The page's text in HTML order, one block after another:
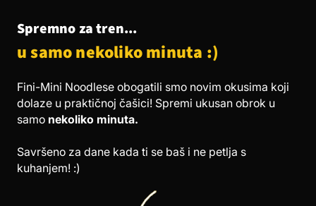
Spremno za tren...
u samo nekoliko minuta :)
Fini-Mini Noodlese obogatili smo novim okusima koji
dolaze u praktičnoj čašici! Spremi ukusan obrok u
samo nekoliko minuta.
Savršeno za dane kada ti se baš i ne petlja s
kuhanjem! :)